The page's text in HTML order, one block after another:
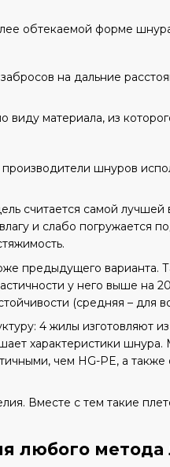
обтекаемой форме
на дальние
материала, из
шнуров
считается самой
и слабо погружается
предыдущего варианта.
у него выше на
(средняя – для
4 жилы изготовляют
характеристики
чем HG-PE, а
Вместе с тем такие
любого метода